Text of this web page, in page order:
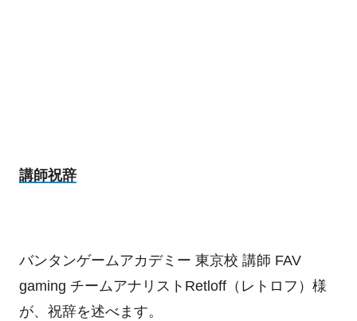
講師祝辞
バンタンゲームアカデミー 東京校 講師 FAV
gaming チームアナリストRetloff（レトロフ）様
が、祝辞を述べます。